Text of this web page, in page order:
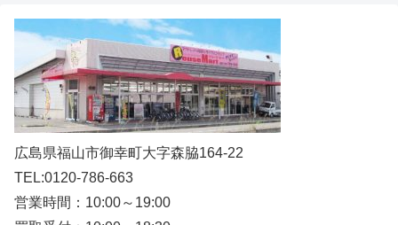
広島県福山市御幸町大字森脇164-22
TEL:0120-786-663
営業時間：10:00～19:00